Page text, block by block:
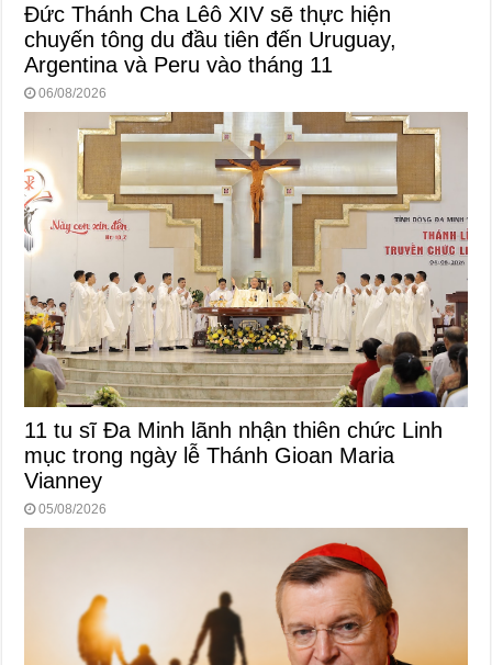
Đức Thánh Cha Lêô XIV sẽ thực hiện
chuyến tông du đầu tiên đến Uruguay,
Argentina và Peru vào tháng 11
06/08/2026
11 tu sĩ Đa Minh lãnh nhận thiên chức Linh
mục trong ngày lễ Thánh Gioan Maria
Vianney
05/08/2026